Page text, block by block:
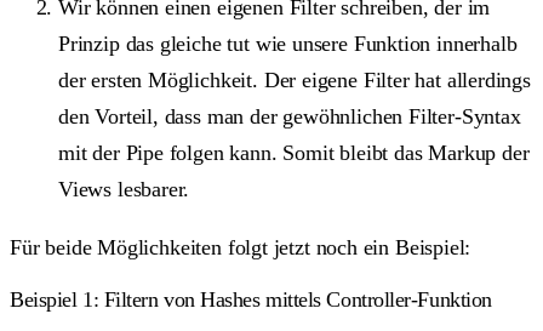
Wir können einen eigenen Filter schreiben, der im
Prinzip das gleiche tut wie unsere Funktion innerhalb
der ersten Möglichkeit. Der eigene Filter hat allerdings
den Vorteil, dass man der gewöhnlichen Filter-Syntax
mit der Pipe folgen kann. Somit bleibt das Markup der
Views lesbarer.
Für beide Möglichkeiten folgt jetzt noch ein Beispiel:
Beispiel 1: Filtern von Hashes mittels Controller-Funktion